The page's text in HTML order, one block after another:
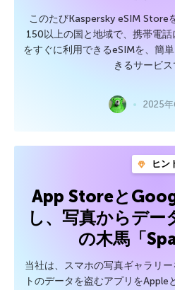
このたびKaspersky eSIM Store
150以上の国と地域で、携帯電
をすぐに利用できるeSIMを、簡
きるサービス
2025年
ヒン
App Storeと
し、写真からデー
の木馬「
当社は、スマホの写真ギャラリ
トのデータを盗むアプリを